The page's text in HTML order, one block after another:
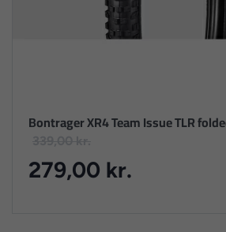
Bontrager XR4 Team Issue TLR
279,00 kr.